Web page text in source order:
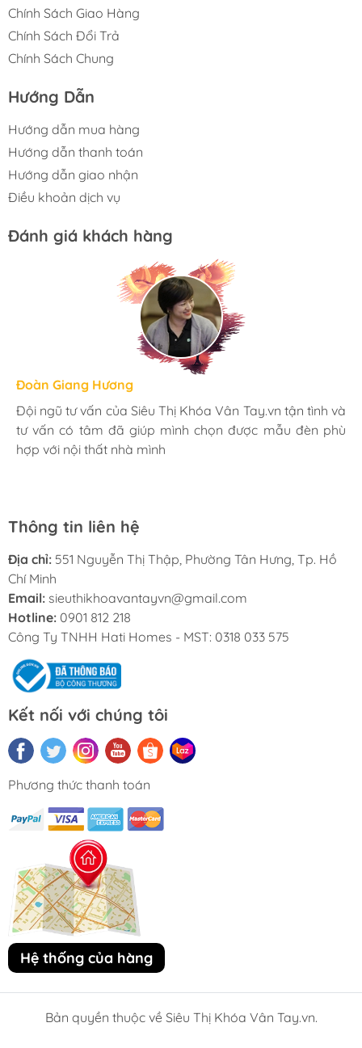
Chính Sách Giao Hàng
Chính Sách Đổi Trả
Chính Sách Chung
Hướng Dẫn
Hướng dẫn mua hàng
Hướng dẫn thanh toán
Hướng dẫn giao nhận
Điều khoản dịch vụ
Đánh giá khách hàng
Hương Suri
Mình rất ưng khi đến Siêu Thị Khóa Vân Tay.vn. Ở đây
có rất nhiều mặt hàng phong phú, tha hồ lựa chọn.
Nhân viên chuyên nghiệp, nhiệt tình. Chúc Hati ngày
Đoàn Giang Hương
Đội ngũ tư vấn của Siêu Thị Khóa Vân Tay.vn tận tình và
tư vấn có tâm đã giúp mình chọn được mẫu đèn phù
hợp với nội thất nhà mình
Ngọc Anh
Mua đèn tại Siêu Thị Khóa Vân Tay.vn mình hoàn toàn
yên tâm với chính sách bảo hành 24 tháng tại nhà. Bạn
kĩ thuật lắp đặt rất cận thận và chu đáo
Thông tin liên hệ
Địa chỉ: 551 Nguyễn Thị Thập, Phường Tân Hưng, Tp. Hồ
Chí Minh
Email: sieuthikhoavantayvn@gmail.com
Hotline: 0901 812 218
Công Ty TNHH Hati Homes - MST: 0318 033 575
Kết nối với chúng tôi
Phương thức thanh toán
Hệ thống của hàng
Bản quyền thuộc về Siêu Thị Khóa Vân Tay.vn.